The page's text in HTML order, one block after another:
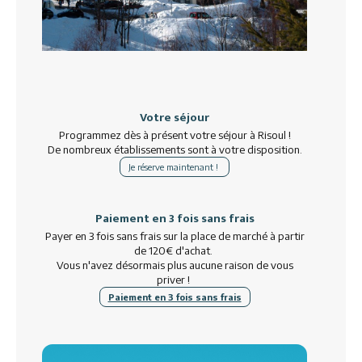
Votre séjour
Programmez dès à présent votre séjour à Risoul !
De nombreux établissements sont à votre disposition.
Je réserve maintenant !
Paiement en 3 fois sans frais
Payer en 3 fois sans frais sur la place de marché à partir
de 120€ d'achat.
Vous n'avez désormais plus aucune raison de vous
priver !
Paiement en 3 fois sans frais